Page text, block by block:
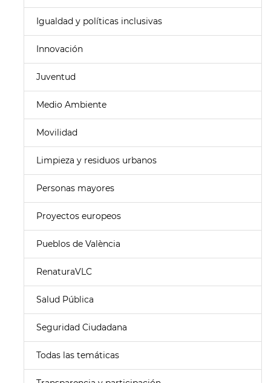
Igualdad y políticas inclusivas
Innovación
Juventud
Medio Ambiente
Movilidad
Limpieza y residuos urbanos
Personas mayores
Proyectos europeos
Pueblos de València
RenaturaVLC
Salud Pública
Seguridad Ciudadana
Todas las temáticas